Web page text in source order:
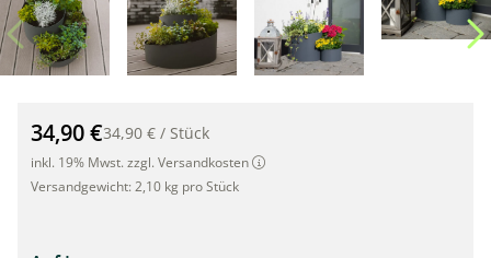
Kräuterspirale klein 35cm x Ø 50cm, grau,mit Vliesunterlage"
34,90 €34,90 € / Stück
inkl. 19% Mwst. zzgl. Versandkosten
Versandgewicht: 2,10 kg pro Stück